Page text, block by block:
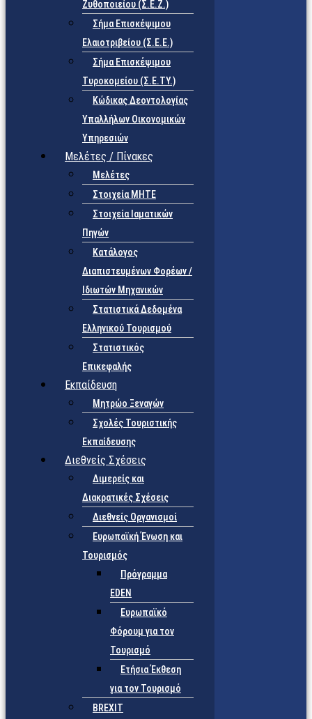
Ζυθοποιείου (Σ.Ε.Ζ.)
Σήμα Επισκέψιμου
Ελαιοτριβείου (Σ.Ε.Ε.)
Σήμα Επισκέψιμου
Τυροκομείου (Σ.Ε.TY.)
Κώδικας Δεοντολογίας
Υπαλλήλων Οικονομικών
Υπηρεσιών
Μελέτες / Πίνακες
Μελέτες
Στοιχεία ΜΗΤΕ
Στοιχεία Ιαματικών
Πηγών
Κατάλογος
Διαπιστευμένων Φορέων /
Ιδιωτών Μηχανικών
Στατιστικά Δεδομένα
Ελληνικού Τουρισμού
Στατιστικός
Επικεφαλής
Εκπαίδευση
Μητρώο Ξεναγών
Σχολές Τουριστικής
Εκπαίδευσης
Διεθνείς Σχέσεις
Διμερείς και
Διακρατικές Σχέσεις
Διεθνείς Οργανισμοί
Ευρωπαϊκή Ένωση και
Τουρισμός
Πρόγραμμα
EDEN
Ευρωπαϊκό
Φόρουμ για τον
Τουρισμό
Ετήσια Έκθεση
για τον Τουρισμό
BREXIT